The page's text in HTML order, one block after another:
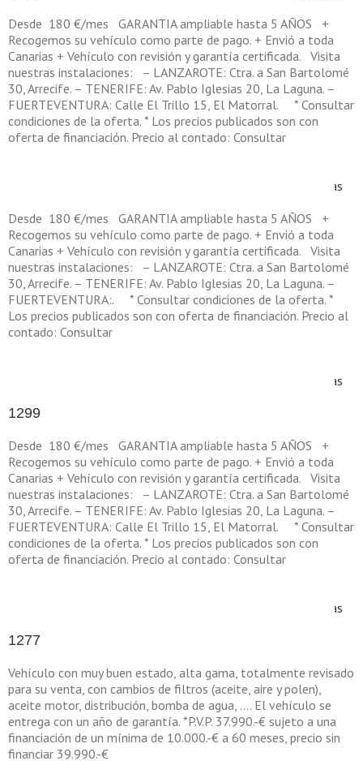
Desde 180 €/mes GARANTIA ampliable hasta 5 AÑOS +
Recogemos su vehículo como parte de pago. + Envió a toda
Canarias + Vehículo con revisión y garantía certificada. Visita
nuestras instalaciones: – LANZAROTE: Ctra. a San Bartolomé
30, Arrecife. – TENERIFE: Av. Pablo Iglesias 20, La Laguna. –
FUERTEVENTURA: Calle El Trillo 15, El Matorral. * Consultar
condiciones de la oferta. * Los precios publicados son con
oferta de financiación. Precio al contado: Consultar
1317
Leer más
Desde 180 €/mes GARANTIA ampliable hasta 5 AÑOS +
Recogemos su vehículo como parte de pago. + Envió a toda
Canarias + Vehículo con revisión y garantía certificada. Visita
nuestras instalaciones: – LANZAROTE: Ctra. a San Bartolomé
30, Arrecife. – TENERIFE: Av. Pablo Iglesias 20, La Laguna. –
FUERTEVENTURA:. * Consultar condiciones de la oferta. *
Los precios publicados son con oferta de financiación. Precio al
contado: Consultar
Leer más
1299
Desde 180 €/mes GARANTIA ampliable hasta 5 AÑOS +
Recogemos su vehículo como parte de pago. + Envió a toda
Canarias + Vehículo con revisión y garantía certificada. Visita
nuestras instalaciones: – LANZAROTE: Ctra. a San Bartolomé
30, Arrecife. – TENERIFE: Av. Pablo Iglesias 20, La Laguna. –
FUERTEVENTURA: Calle El Trillo 15, El Matorral. * Consultar
condiciones de la oferta. * Los precios publicados son con
oferta de financiación. Precio al contado: Consultar
1299
Leer más
1277
Vehículo con muy buen estado, alta gama, totalmente revisado
para su venta, con cambios de filtros (aceite, aire y polen),
aceite motor, distribución, bomba de agua, …. El vehículo se
entrega con un año de garantía. *P.V.P. 37.990.-€ sujeto a una
financiación de un mínima de 10.000.-€ a 60 meses, precio sin
financiar 39.990.-€